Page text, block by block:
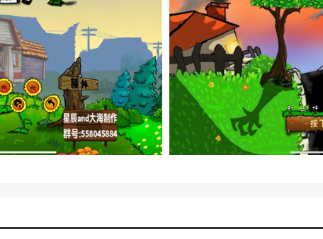
人喷射黄油孢子。
成樱桃炸弹。
进地里。
化学元素的基本知识以及如何在游戏中应用它们，帮助新玩家快速入门。